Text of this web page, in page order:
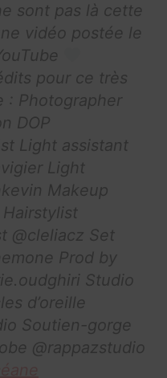
sont pas là cette
vidéo postée le
pour ce très
: Photographer
DOP
Light assistant
Light
Makeup
@cleliacz Set
Prod by
Studio
d’oreille
Soutien-gorge
@rappazstudio